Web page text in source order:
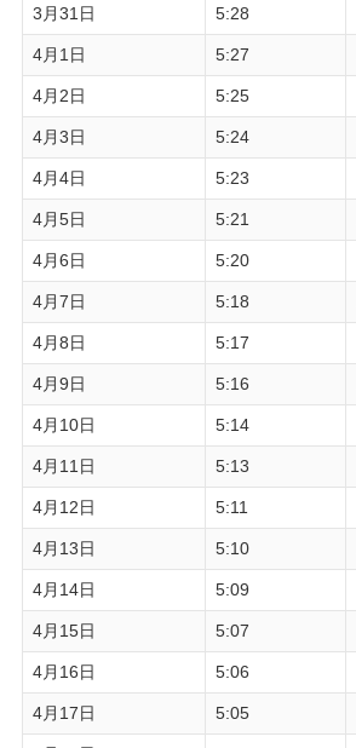
3月31日 5:28
4月1日 5:27
4月2日 5:25
4月3日 5:24
4月4日 5:23
4月5日 5:21
4月6日 5:20
4月7日 5:18
4月8日 5:17
4月9日 5:16
4月10日 5:14
4月11日 5:13
4月12日 5:11
4月13日 5:10
4月14日 5:09
4月15日 5:07
4月16日 5:06
4月17日 5:05